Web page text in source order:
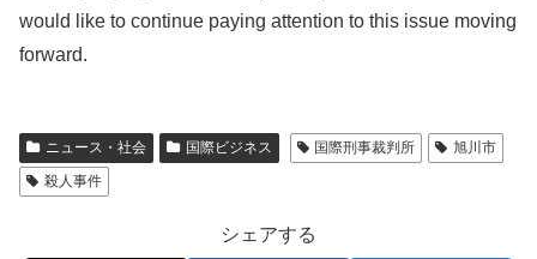
would like to continue paying attention to this issue moving
forward.
ニュース・社会 国際ビジネス 国際刑事裁判所
旭川市
殺人事件
シェアする